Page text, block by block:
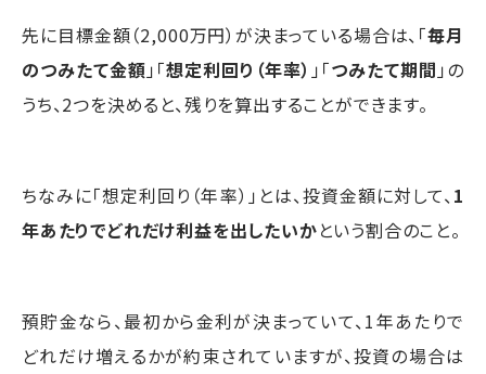
先に目標金額（2,000万円）が決まっている場合は、「毎月
のつみたて金額 」「想定利回り（年率） 」「つみたて期間 」の
うち、2つを決めると、残りを算出することができます。
ちなみに「想定利回り（年率）」とは、投資金額に対して、1
年あたりでどれだけ利益を出したいかという割合のこと。
預貯金なら、最初から金利が決まっていて、1年あたりで
どれだけ増えるかが約束されていますが、投資の場合は